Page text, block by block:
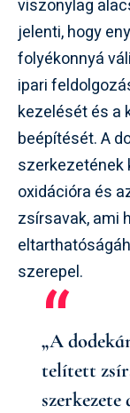
viszonylag
jelenti, hogy
folyékonnyá
ipari
kezelését és a
beépítését. A
szerkezetének
oxidációra és
zsírsavak, ami
szerepel.
„A
telített